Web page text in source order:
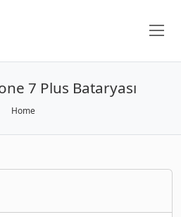
7 Plus Bataryası
Home